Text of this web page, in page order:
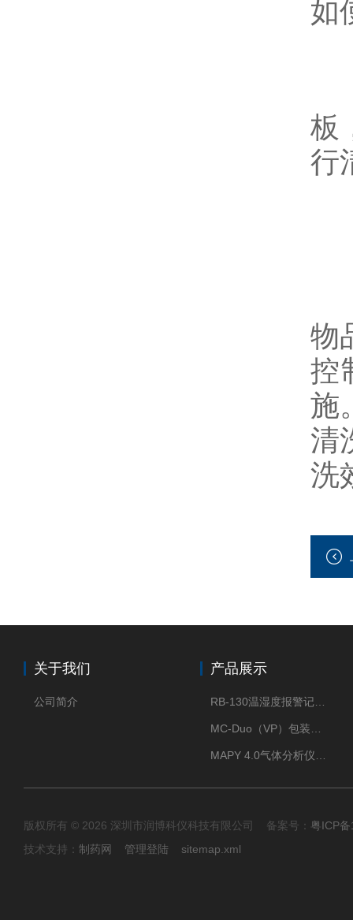
如
板
行
物
控
施
清
洗
关于我们
公司简介
产品展示
版权所有 © 2026 深圳市润博科仪科技有限公司 备案号： 粤ICP
技术支持： 制药网 管理登陆 sitemap.xml